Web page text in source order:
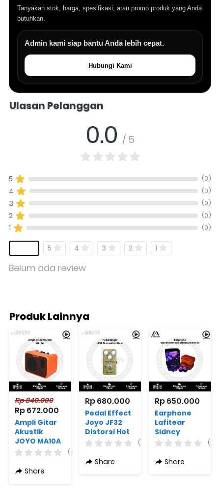
Tanyakan stok, harga, spesifikasi, atau promo produk yang Anda
butuhkan.
Admin kami siap bantu Anda lebih cepat.
Hubungi Kami
Ulasan Pelanggan
0.0 / 5
5 (0)
4 (0)
3 (0)
2 (0)
1 (0)
5 4 3 2 1
Belum ada review
Produk Lainnya
Rp 840.000
Rp 672.000
Ampli Gitar
Akustik
JOYO MA10A
(0)
Share
Rp 680.000
Pedal Effect
Joyo JF32
Distorsi Hot
Flexi
(0)
Share
Rp 650.000
Earphone
Lafitear
Sidney
Mohede
Series
(0)
Share